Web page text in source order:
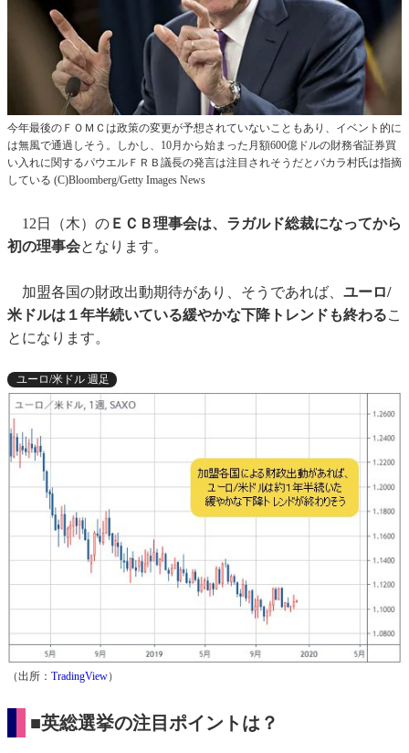
今年最後のＦＯＭＣは政策の変更が予想されていないこともあり、イベント的に
は無風で通過しそう。しかし、10月から始まった月額600億ドルの財務省証券買
い入れに関するパウエルＦＲＢ議長の発言は注目されそうだとバカラ村氏は指摘
している (C)Bloomberg/Getty Images News
12日（木）の ＥＣＢ理事会は、ラガルド総裁になってから
初の理事会となります。
加盟各国の財政出動期待があり、そうであれば、 ユーロ/
米ドルは１年半続いている緩やかな下降トレンドも終わるこ
とになります。
ユーロ/米ドル 週足
（出所： TradingView）
■英総選挙の注目ポイントは？